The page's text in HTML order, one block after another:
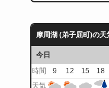
摩周湖 (弟子屈町)の天
今日
時間
9 12 15 18
天気